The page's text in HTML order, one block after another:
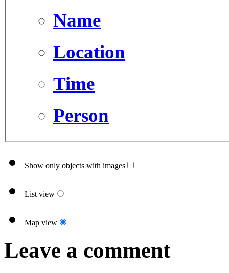
Name
Location
Time
Person
Show only objects with images
List view
Map view
Leave a comment